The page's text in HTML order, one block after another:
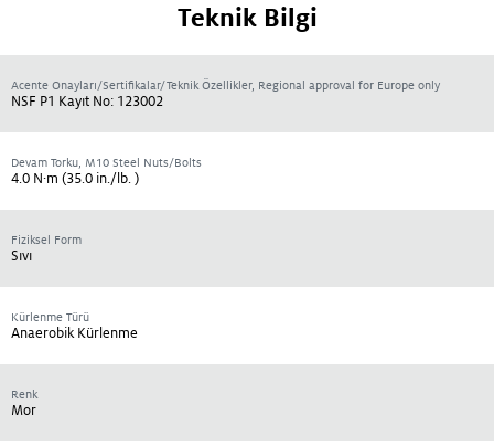
Teknik Bilgi
Acente Onayları/Sertifikalar/Teknik Özellikler, Regional approval for Europe only
NSF P1 Kayıt No: 123002
Devam Torku, M10 Steel Nuts/Bolts
4.0 N·m (35.0 in./lb. )
Fiziksel Form
Sıvı
Kürlenme Türü
Anaerobik Kürlenme
Renk
Mor